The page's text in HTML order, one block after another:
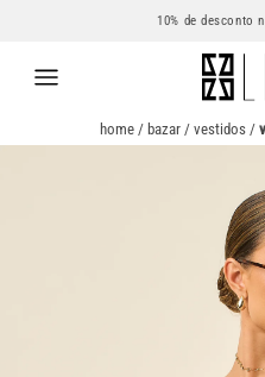
10% de desconto
home / bazar / vestidos /